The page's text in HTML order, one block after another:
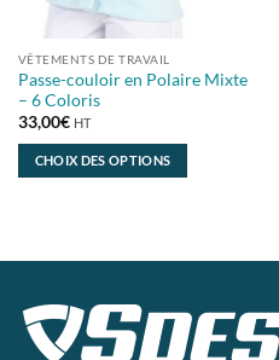
VÊTEMENTS DE TRAVAIL
Passe-couloir en Polaire Mixte
– 6 Coloris
33,00€ HT
CHOIX DES OPTIONS
plusieurs
Les
options